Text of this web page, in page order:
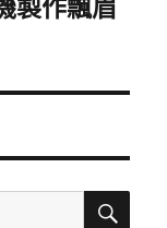
製作飄眉
搜